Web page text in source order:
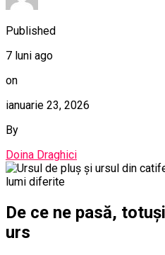
Published
7 luni ago
on
ianuarie 23, 2026
By
Doina Draghici
De ce ne pasă,
urs